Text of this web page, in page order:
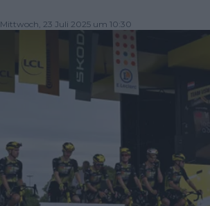
Mittwoch, 23 Juli 2025 um 10:30